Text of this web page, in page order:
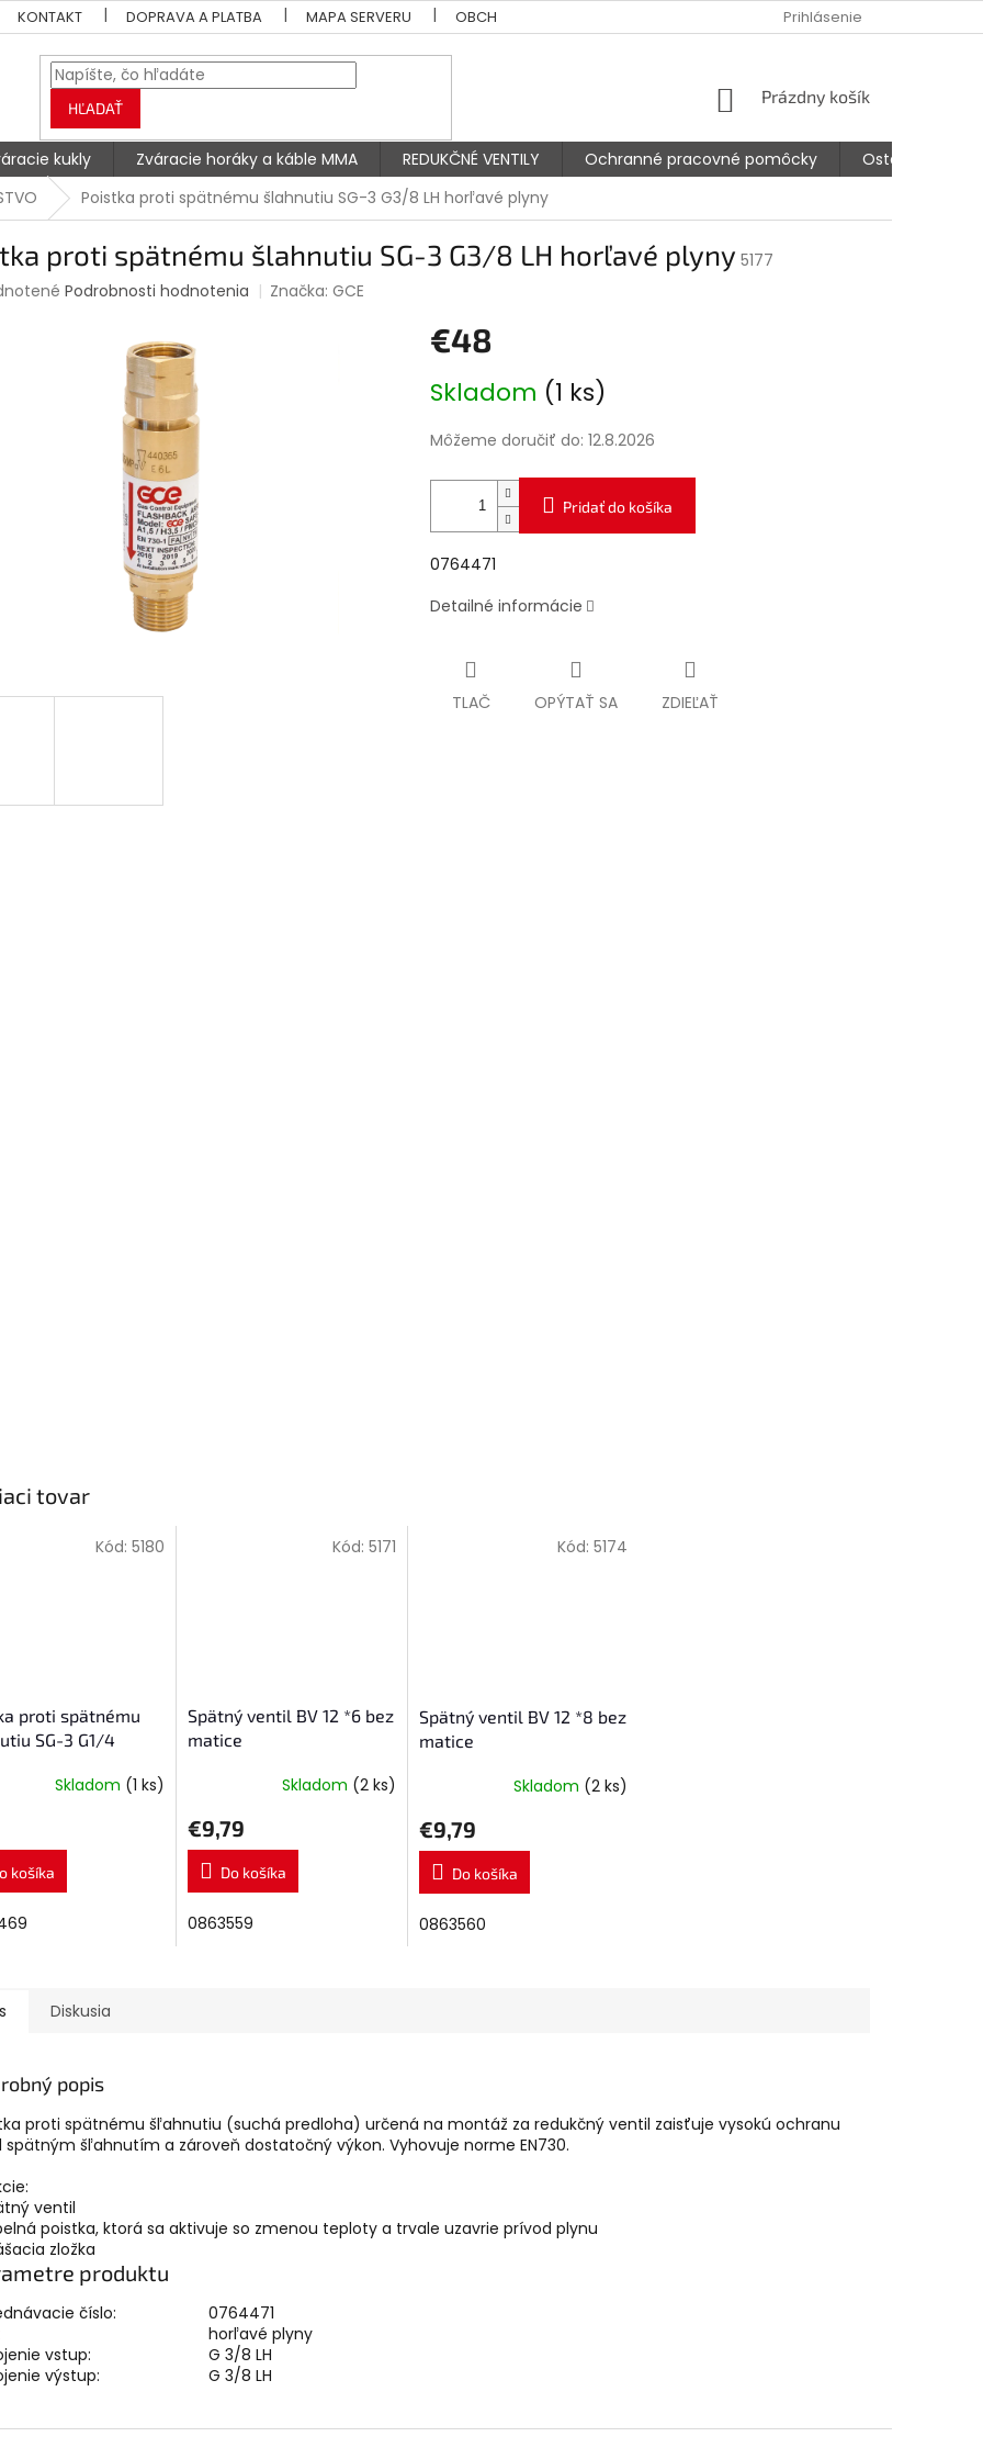
KONTAKT DOPRAVA A PLATBA MAPA SERVERU OBCHODNÉ PODMIENKY PODMIENKY OCHRANY OSOBNÝCH ÚDAJOV
Prihlásenie
HĽADAŤ
NÁKUPNÝ
Prázdny košík
kukly Zváracie horáky a káble MMA REDUKČNÉ VENTILY Ochranné pracovné pomôcky
Ostatné
Poistka proti spätnému šlahnutiu SG-3 G3/8 LH horľavé plyny
proti spätnému šlahnutiu SG-3 G3/8 LH horľavé plyny 5177
Podrobnosti hodnotenia Značka:GCE
€48
cena:
Skladom (1 ks)
Môžeme doručiť do: 12.8.2026
Pridať do košíka
0764471
Detailné informácie
TLAČ OPÝTAŤ SA ZDIEĽAŤ
tovar
proti spätnému
SG-3 G1/4
Skladom (1 ks)
košíka
Kód: 5180
Spätný ventil BV 12 *6 bez
matice
Skladom (2 ks)
€9,79
Do košíka
0863559
Kód: 5171
Spätný ventil BV 12 *8 bez
matice
Skladom (2 ks)
€9,79
Do košíka
0863560
Kód:5174
Diskusia
popis
proti spätnému šľahnutiu (suchá predloha) určená na montáž za redukčný ventil zaisťuje vysokú ochranu
spätným šľahnutím a zároveň dostatočný výkon. Vyhovuje norme EN730.
ventil
poistka, ktorá sa aktivuje so zmenou teploty a trvale uzavrie prívod plynu
zložka
produktu
číslo:
0764471
horľavé plyny
vstup:
G 3/8 LH
výstup:
G 3/8 LH